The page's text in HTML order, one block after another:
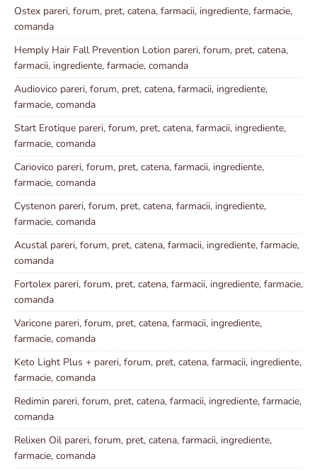
Ostex pareri, forum, pret, catena, farmacii, ingrediente, farmacie,
comanda
Hemply Hair Fall Prevention Lotion pareri, forum, pret, catena,
farmacii, ingrediente, farmacie, comanda
Audiovico pareri, forum, pret, catena, farmacii, ingrediente,
farmacie, comanda
Start Erotique pareri, forum, pret, catena, farmacii, ingrediente,
farmacie, comanda
Cariovico pareri, forum, pret, catena, farmacii, ingrediente,
farmacie, comanda
Cystenon pareri, forum, pret, catena, farmacii, ingrediente,
farmacie, comanda
Acustal pareri, forum, pret, catena, farmacii, ingrediente, farmacie,
comanda
Fortolex pareri, forum, pret, catena, farmacii, ingrediente, farmacie,
comanda
Varicone pareri, forum, pret, catena, farmacii, ingrediente,
farmacie, comanda
Keto Light Plus + pareri, forum, pret, catena, farmacii, ingrediente,
farmacie, comanda
Redimin pareri, forum, pret, catena, farmacii, ingrediente, farmacie,
comanda
Relixen Oil pareri, forum, pret, catena, farmacii, ingrediente,
farmacie, comanda